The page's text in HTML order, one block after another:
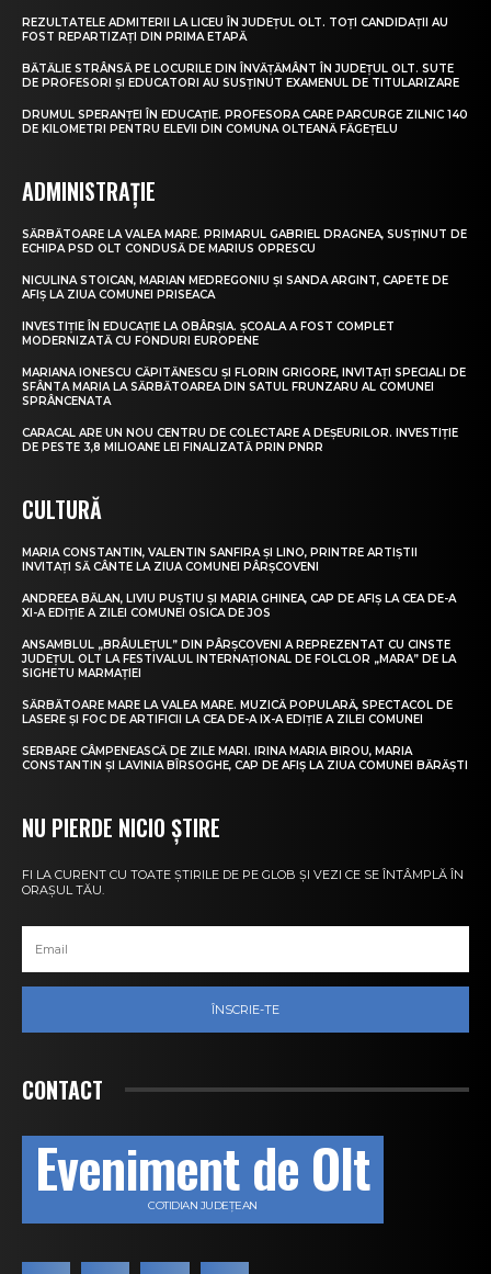
REZULTATELE ADMITERII LA LICEU ÎN JUDEȚUL OLT. TOȚI CANDIDAȚII AU
FOST REPARTIZAȚI DIN PRIMA ETAPĂ
BĂTĂLIE STRÂNSĂ PE LOCURILE DIN ÎNVĂȚĂMÂNT ÎN JUDEȚUL OLT. SUTE
DE PROFESORI ȘI EDUCATORI AU SUSȚINUT EXAMENUL DE TITULARIZARE
DRUMUL SPERANȚEI ÎN EDUCAȚIE. PROFESORA CARE PARCURGE ZILNIC 140
DE KILOMETRI PENTRU ELEVII DIN COMUNA OLTEANĂ FĂGEȚELU
ADMINISTRAȚIE
SĂRBĂTOARE LA VALEA MARE. PRIMARUL GABRIEL DRAGNEA, SUSȚINUT DE
ECHIPA PSD OLT CONDUSĂ DE MARIUS OPRESCU
NICULINA STOICAN, MARIAN MEDREGONIU ȘI SANDA ARGINT, CAPETE DE
AFIȘ LA ZIUA COMUNEI PRISEACA
INVESTIȚIE ÎN EDUCAȚIE LA OBÂRȘIA. ȘCOALA A FOST COMPLET
MODERNIZATĂ CU FONDURI EUROPENE
MARIANA IONESCU CĂPITĂNESCU ȘI FLORIN GRIGORE, INVITAȚI SPECIALI DE
SFÂNTA MARIA LA SĂRBĂTOAREA DIN SATUL FRUNZARU AL COMUNEI
SPRÂNCENATA
CARACAL ARE UN NOU CENTRU DE COLECTARE A DEȘEURILOR. INVESTIȚIE
DE PESTE 3,8 MILIOANE LEI FINALIZATĂ PRIN PNRR
CULTURĂ
MARIA CONSTANTIN, VALENTIN SANFIRA ȘI LINO, PRINTRE ARTIȘTII
INVITAȚI SĂ CÂNTE LA ZIUA COMUNEI PÂRȘCOVENI
ANDREEA BĂLAN, LIVIU PUȘTIU ȘI MARIA GHINEA, CAP DE AFIȘ LA CEA DE-A
XI-A EDIȚIE A ZILEI COMUNEI OSICA DE JOS
ANSAMBLUL „BRÂULEȚUL” DIN PÂRȘCOVENI A REPREZENTAT CU CINSTE
JUDEȚUL OLT LA FESTIVALUL INTERNAȚIONAL DE FOLCLOR „MARA” DE LA
SIGHETU MARMAȚIEI
SĂRBĂTOARE MARE LA VALEA MARE. MUZICĂ POPULARĂ, SPECTACOL DE
LASERE ȘI FOC DE ARTIFICII LA CEA DE-A IX-A EDIȚIE A ZILEI COMUNEI
SERBARE CÂMPENEASCĂ DE ZILE MARI. IRINA MARIA BIROU, MARIA
CONSTANTIN ȘI LAVINIA BÎRSOGHE, CAP DE AFIȘ LA ZIUA COMUNEI BĂRĂȘTI
NU PIERDE NICIO ȘTIRE
FI LA CURENT CU TOATE ȘTIRILE DE PE GLOB ȘI VEZI CE SE ÎNTÂMPLĂ ÎN
ORAȘUL TĂU.
ÎNSCRIE-TE
CONTACT
Eveniment de Olt
COTIDIAN JUDEȚEAN